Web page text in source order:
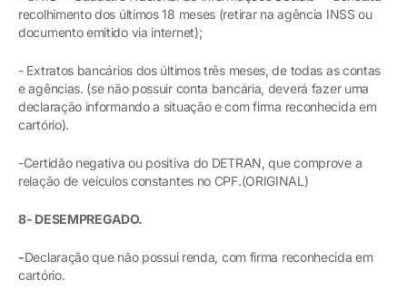
recolhimento dos últimos 18 meses (retirar na agência INSS ou
documento emitido via internet);
- Extratos bancários dos últimos três meses, de todas as contas
e agências. (se não possuir conta bancária, deverá fazer uma
declaração informando a situação e com firma reconhecida em
cartório).
-Certidão negativa ou positiva do DETRAN, que comprove a
relação de veículos constantes no CPF.(ORIGINAL)
8- DESEMPREGADO.
-Declaração que não possui renda, com firma reconhecida em
cartório.